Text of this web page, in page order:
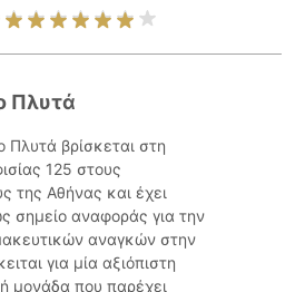
Πλυτά
Πλυτά βρίσκεται στη
125 στους
της Αθήνας και έχει
σημείο αναφοράς για την
αναγκών στην
για μία αξιόπιστη
μονάδα που παρέχει